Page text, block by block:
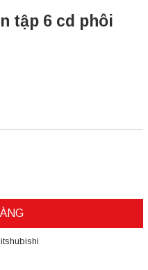
tập 6 cd phôi